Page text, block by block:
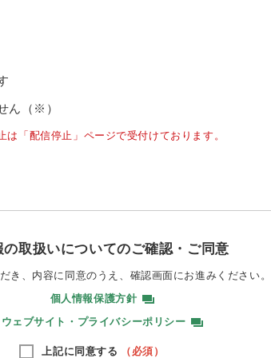
ん（※）
「配信停止」ページで受付けております。
の取扱いについてのご確認・ご同意
き、内容に同意のうえ、 確認画面にお進みください。
個人情報保護方針
ウェブサイト・プライバシーポリシー
上記に同意する （必須）